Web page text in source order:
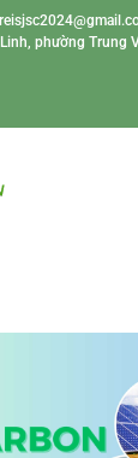
phường Trung